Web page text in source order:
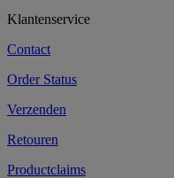
Klantenservice
Contact
Order Status
Verzenden
Retouren
Productclaims